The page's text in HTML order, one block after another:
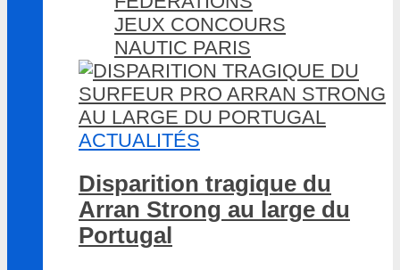
JEUX CONCOURS
NAUTIC PARIS
ACTUALITÉS
Disparition tragique du
Arran Strong au large du
Portugal